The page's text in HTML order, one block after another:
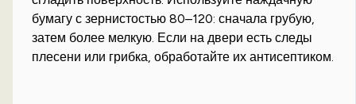
бумагу с зернистостью 80–120: сначала грубую,
затем более мелкую. Если на двери есть следы
плесени или грибка, обработайте их антисептиком.